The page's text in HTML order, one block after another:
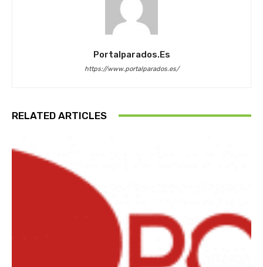
Portalparados.es
https://www.portalparados.es/
RELATED ARTICLES